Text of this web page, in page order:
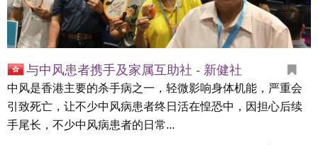
与中风患者携手及家属互助社 - 新健社
中风是香港主要的杀手病之一，轻微影响身体机能，严重会
引致死亡，让不少中风病患者终日活在惶恐中，因担心后续
手尾长，不少中风病患者的日常...